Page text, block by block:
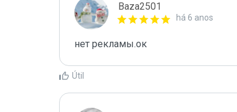
Baza2501
há 6 anos
нет рекламы.ок
Útil